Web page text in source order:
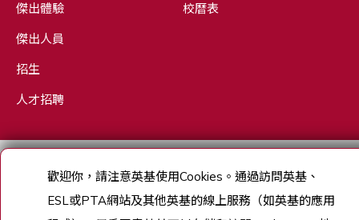
傑出體驗
傑出人員
招生
人才招聘
校曆表
Copyright © English Schools Foundation. Powered byANGLIA.
歡迎你，請注意英基使用Cookies 。通過訪問英基、
ESL或PTA網站及其他英基的線上服務（如英基的應用